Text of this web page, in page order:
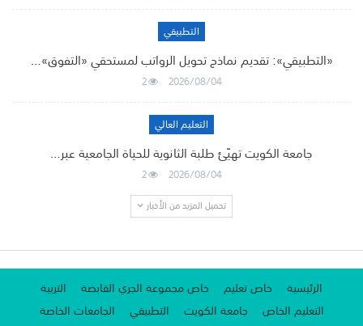
التطبيقي
«التطبيقي»: تقديم نماذج تحويل الرواتب لمستحقي «التفوق»…
2026/08/04
2
التعليم العالي
جامعة الكويت تهيّئ طلبة الثانوية للحياة الجامعية عبر…
2026/08/04
2
تحميل المزيد من الأخبار
الرئيسية خاص تعليم خاص مجموعة الجري القابضة
التربية
التعليم الخاص
جامعة الكويت التطبيقي
الجامعات الخاصة